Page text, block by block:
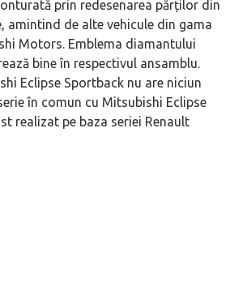
prin redesenarea părților din
amintind de alte vehicule din gama
Motors. Emblema diamantului
bine în respectivul ansamblu.
Eclipse Sportback nu are niciun
în comun cu Mitsubishi Eclipse
realizat pe baza seriei Renault